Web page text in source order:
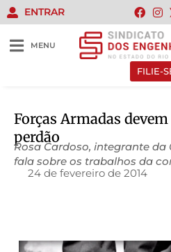
ENTRAR
MENU
FILIE-
Forças Armadas
perdão
Rosa Cardoso, integrante da
fala sobre os trabalhos da
24 de fevereiro de 2014